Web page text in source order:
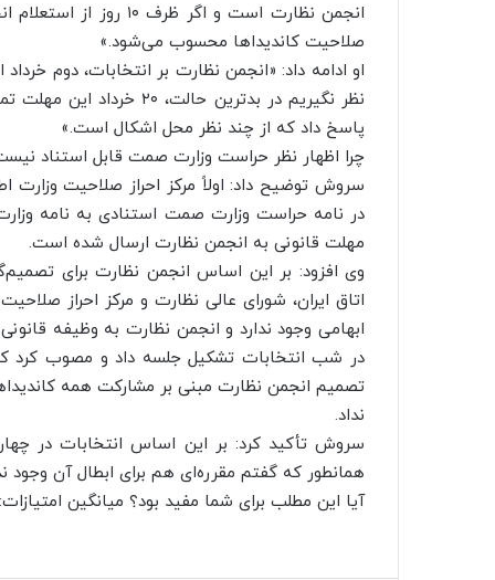
انجمن نظارت است و
صلاحیت کاندیداها محسوب می‌شود.»
او ادامه داد: «انجمن نظارت بر انتخابات، دوم
پاسخ داد که از چند نظر محل اشکال است.»
چرا اظهار نظر حراست وزارت صمت قابل استناد
سروش توضیح داد: اولاً مرکز احراز صلاحیت وزارت
در نامه حراست وزارت صمت استنادی به نامه
مهلت قانونی به انجمن نظارت ارسال شده است.
وی افزود: بر این اساس انجمن نظارت برای
اتاق ایران، شورای عالی نظارت و مرکز احراز
ابهامی وجود ندارد و انجمن نظارت به وظیفه
تصمیم انجمن نظارت مبنی بر مشارکت همه
نداد.
سروش تأکید کرد: بر این اساس انتخابات در
همانطور که گفتم مقرره‌ای هم برای ابطال آن وجود
آیا این مطلب برای شما مفید بود؟ میانگین امتیازات: ۵ / ۵. تعداد امتیازات: ۴۳۲ به این خبر امتیاز دهید